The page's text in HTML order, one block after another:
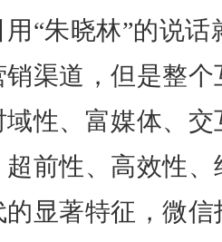
“朱晓林”的说
渠道，但是整
域性、富媒体、
前性、高效性
显著特征， 微信